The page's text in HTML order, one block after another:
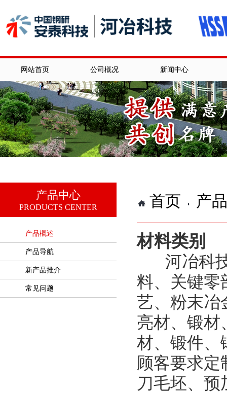
网站首页 公司概况 新闻中心
产品中心
PRODUCTS CENTER
产品概述
产品导航
新产品推介
常见问题
首页 产
材料类别
河冶科
料、关键零
艺、粉末冶
亮材、锻材
材、锻件、
顾客要求定
刀毛坯、